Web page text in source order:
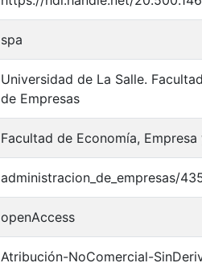
spa
Universidad de La Salle.
de Empresas
Facultad de Economía,
administracion_de_empresas/
openAccess
Atribución-NoComercial-